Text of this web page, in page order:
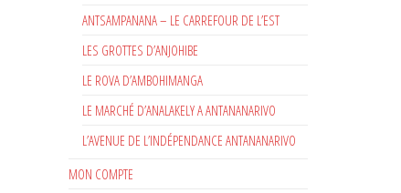
ANTSAMPANANA – LE CARREFOUR DE L’EST
LES GROTTES D’ANJOHIBE
LE ROVA D’AMBOHIMANGA
LE MARCHÉ D’ANALAKELY A ANTANANARIVO
L’AVENUE DE L’INDÉPENDANCE ANTANANARIVO
MON COMPTE